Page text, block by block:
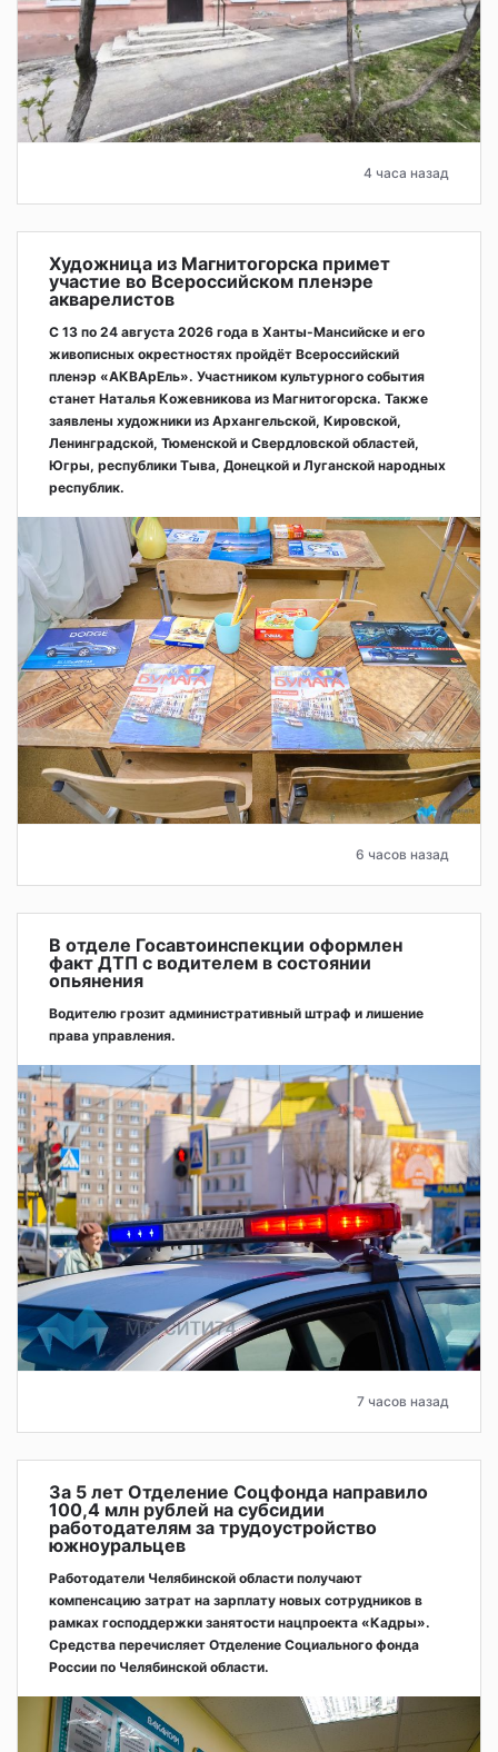
4 часа назад
Художница из Магнитогорска примет
участие во Всероссийском пленэре
акварелистов
С 13 по 24 августа 2026 года в Ханты-Мансийске и его
живописных окрестностях пройдёт Всероссийский
пленэр «АКВАрЕль». Участником культурного события
станет Наталья Кожевникова из Магнитогорска. Также
заявлены художники из Архангельской, Кировской,
Ленинградской, Тюменской и Свердловской областей,
Югры, республики Тыва, Донецкой и Луганской народных
республик.
6 часов назад
В отделе Госавтоинспекции оформлен
факт ДТП с водителем в состоянии
опьянения
Водителю грозит административный штраф и лишение
права управления.
7 часов назад
За 5 лет Отделение Соцфонда направило
100,4 млн рублей на субсидии
работодателям за трудоустройство
южноуральцев
Работодатели Челябинской области получают
компенсацию затрат на зарплату новых сотрудников в
рамках господдержки занятости нацпроекта «Кадры».
Средства перечисляет Отделение Социального фонда
России по Челябинской области.